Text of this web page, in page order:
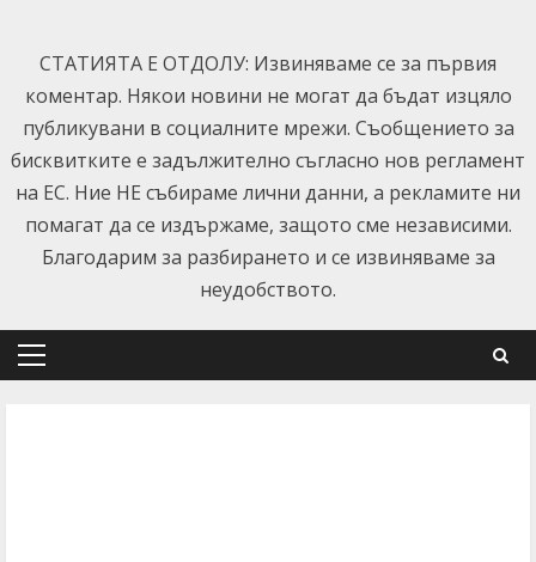
content
СТАТИЯТА Е ОТДОЛУ: Извиняваме се за първия
коментар. Някои новини не могат да бъдат изцяло
публикувани в социалните мрежи. Съобщението за
бисквитките е задължително съгласно нов регламент
на ЕС. Ние НЕ събираме лични данни, а рекламите ни
помагат да се издържаме, защото сме независими.
Благодарим за разбирането и се извиняваме за
неудобството.
Primary